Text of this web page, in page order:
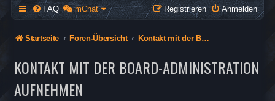
FAQ mChat Anmelden
Registrieren
Startseite Foren-Übersicht Kontakt mit der Board-Administration aufnehmen
KONTAKT MIT DER BOARD-ADMINISTRATION
AUFNEHMEN